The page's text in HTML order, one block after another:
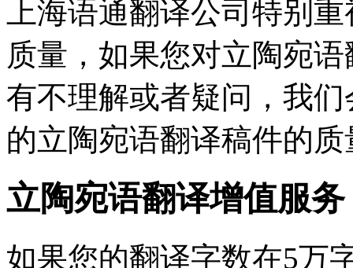
上海语通翻译公司特别
质量，如果您对立陶宛
有不理解或者疑问，我
的立陶宛语翻译稿件的
立陶宛语翻译增值服务
如果您的翻译字数在5万